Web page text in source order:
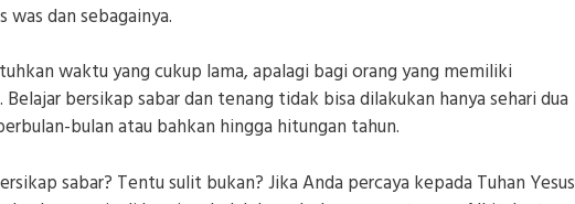
dan sebagainya.
waktu yang cukup lama, apalagi bagi orang yang memiliki
bersikap sabar dan tenang tidak bisa dilakukan hanya sehari dua
bulan atau bahkan hingga hitungan tahun.
sabar? Tentu sulit bukan? Jika Anda percaya kepada Tuhan Yesus